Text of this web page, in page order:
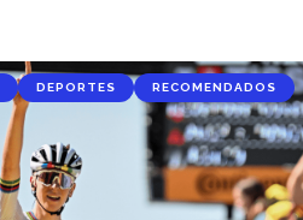
DEPORTES RECOMENDADOS